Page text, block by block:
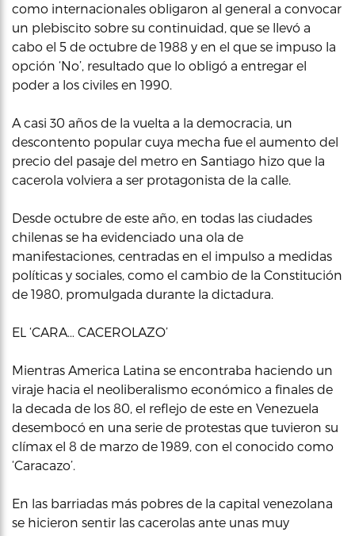
como internacionales obligaron al general a convocar
un plebiscito sobre su continuidad, que se llevó a
cabo el 5 de octubre de 1988 y en el que se impuso la
opción ‘No’, resultado que lo obligó a entregar el
poder a los civiles en 1990.
A casi 30 años de la vuelta a la democracia, un
descontento popular cuya mecha fue el aumento del
precio del pasaje del metro en Santiago hizo que la
cacerola volviera a ser protagonista de la calle.
Desde octubre de este año, en todas las ciudades
chilenas se ha evidenciado una ola de
manifestaciones, centradas en el impulso a medidas
políticas y sociales, como el cambio de la Constitución
de 1980, promulgada durante la dictadura.
EL ‘CARA… CACEROLAZO’
Mientras America Latina se encontraba haciendo un
viraje hacia el neoliberalismo económico a finales de
la decada de los 80, el reflejo de este en Venezuela
desembocó en una serie de protestas que tuvieron su
clímax el 8 de marzo de 1989, con el conocido como
‘Caracazo’.
En las barriadas más pobres de la capital venezolana
se hicieron sentir las cacerolas ante unas muy